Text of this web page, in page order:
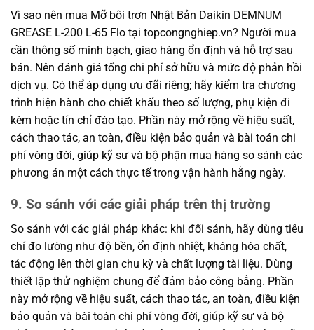
Vì sao nên mua Mỡ bôi trơn Nhật Bản Daikin DEMNUM
GREASE L-200 L-65 Flo tại topcongnghiep.vn? Người mua
cần thông số minh bạch, giao hàng ổn định và hỗ trợ sau
bán. Nên đánh giá tổng chi phí sở hữu và mức độ phản hồi
dịch vụ. Có thể áp dụng ưu đãi riêng; hãy kiểm tra chương
trình hiện hành cho chiết khấu theo số lượng, phụ kiện đi
kèm hoặc tín chỉ đào tạo. Phần này mở rộng về hiệu suất,
cách thao tác, an toàn, điều kiện bảo quản và bài toán chi
phí vòng đời, giúp kỹ sư và bộ phận mua hàng so sánh các
phương án một cách thực tế trong vận hành hằng ngày.
9. So sánh với các giải pháp trên thị trường
So sánh với các giải pháp khác: khi đối sánh, hãy dùng tiêu
chí đo lường như độ bền, ổn định nhiệt, kháng hóa chất,
tác động lên thời gian chu kỳ và chất lượng tài liệu. Dùng
thiết lập thử nghiệm chung để đảm bảo công bằng. Phần
này mở rộng về hiệu suất, cách thao tác, an toàn, điều kiện
bảo quản và bài toán chi phí vòng đời, giúp kỹ sư và bộ